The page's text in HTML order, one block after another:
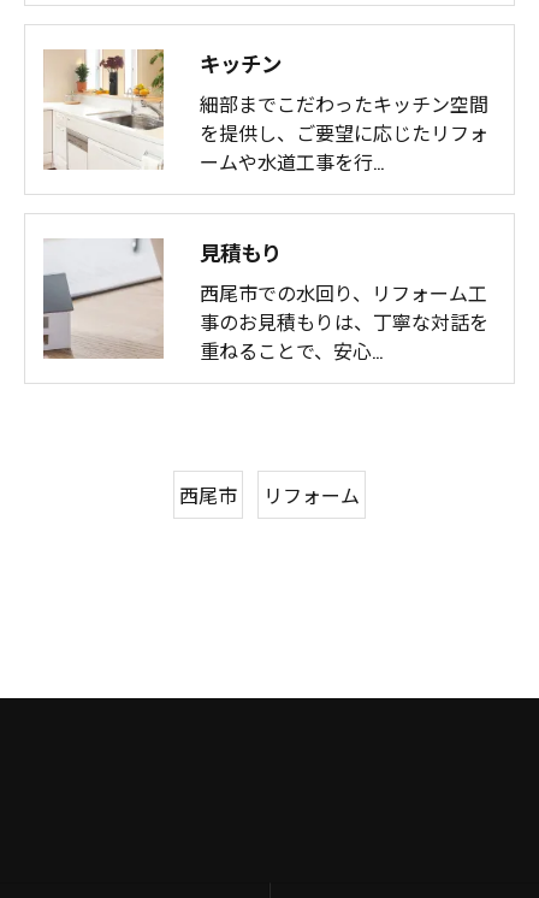
キッチン
細部までこだわったキッチン空間
を提供し、ご要望に応じたリフォ
ームや水道工事を行…
見積もり
西尾市での水回り、リフォーム工
事のお見積もりは、丁寧な対話を
重ねることで、安心…
西尾市 リフォーム